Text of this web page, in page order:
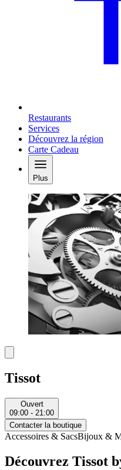
Restaurants
Services
Découvrez la région
Carte Cadeau
Plus
Tissot
Ouvert
09:00 - 21:00
Contacter la boutique
Accessoires & SacsBijoux &
Découvrez Tissot